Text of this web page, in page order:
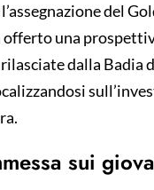
del
una
dalla Badia
sui